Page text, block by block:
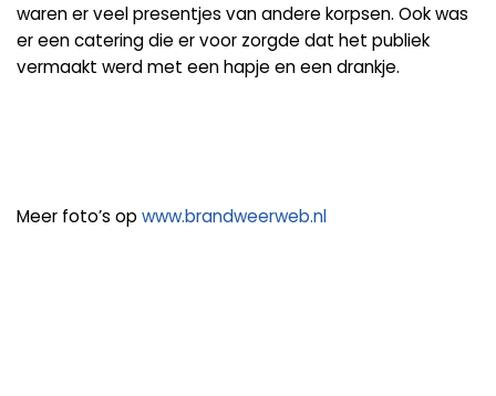
waren er veel presentjes van andere korpsen. Ook was
er een catering die er voor zorgde dat het publiek
vermaakt werd met een hapje en een drankje.
Meer foto’s op www.brandweerweb.nl